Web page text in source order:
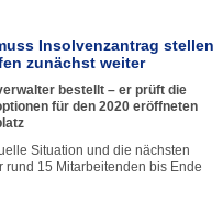
Insolvenzantrag stellen
zunächst weiter
bestellt – er prüft die
für den 2020 eröffneten
Situation und die nächsten
rund 15 Mitarbeitenden bis Ende